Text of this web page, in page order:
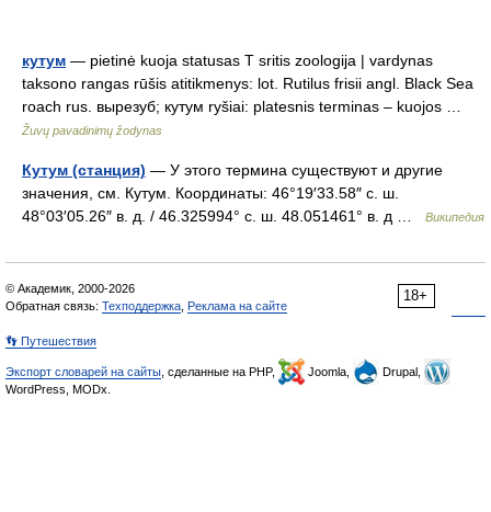
кутум — pietinė kuoja statusas T sritis zoologija | vardynas
taksono rangas rūšis atitikmenys: lot. Rutilus frisii angl. Black Sea
roach rus. вырезуб; кутум ryšiai: platesnis terminas – kuojos …
Žuvų pavadinimų žodynas
Кутум (станция) — У этого термина существуют и другие
значения, см. Кутум. Координаты: 46°19′33.58″ с. ш.
48°03′05.26″ в. д. / 46.325994° с. ш. 48.051461° в. д …
Википедия
18+
© Академик, 2000-2026
Обратная связь: Техподдержка Реклама на сайте
👣 Путешествия
Экспорт словарей на сайты , сделанные на PHP, Joomla,
Drupal,
WordPress, MODx.